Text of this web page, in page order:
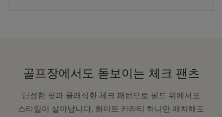
골프장에서도 돋보이는 체크 팬츠
단정한 핏과 클래식한 체크 패턴으로 필드 위에서도
스타일이 살아납니다. 화이트 카라티 하나만 매치해도